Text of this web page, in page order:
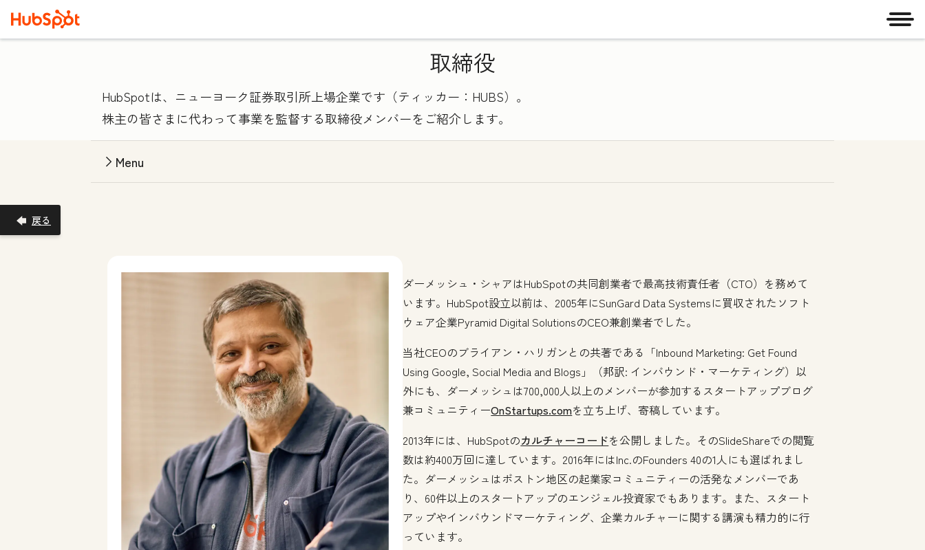
メ
取締役
HubSpotは、ニューヨーク証券取引所上場企業です（ティッカー：HUBS）。
株主の皆さまに代わって事業を監督する取締役メンバーをご紹介します。
Menu
戻る
ダーメッシュ・シャアはHubSpotの共同創業者で最高技術責任者（CTO）を務めて
います。HubSpot設立以前は、2005年にSunGard Data Systemsに買収されたソフト
ウェア企業Pyramid Digital SolutionsのCEO兼創業者でした。
当社CEOのブライアン・ハリガンとの共著である「Inbound Marketing: Get Found
Using Google, Social Media and Blogs」（邦訳: インバウンド・マーケティング）以
外にも、ダーメッシュは700,000人以上のメンバーが参加するスタートアップブログ
兼コミュニティーOnStartups.comを立ち上げ、寄稿しています。
2013年には、HubSpotのカルチャーコードを公開しました。そのSlideShareでの閲覧
数は約400万回に達しています。2016年にはInc.のFounders 40の1人にも選ばれまし
た。ダーメッシュはボストン地区の起業家コミュニティーの活発なメンバーであ
り、60件以上のスタートアップのエンジェル投資家でもあります。また、スタート
アップやインバウンドマーケティング、企業カルチャーに関する講演も精力的に行
っています。